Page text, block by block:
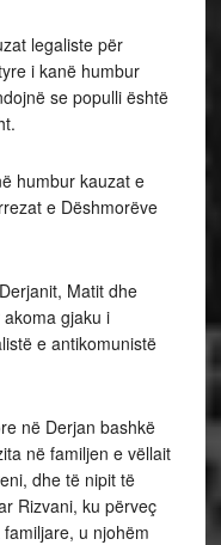
legaliste për
i kanë humbur
se populli është
humbur kauzat e
e Dëshmorëve
Matit dhe
gjaku i
e antikomunistë
në Derjan bashkë
në familjen e vëllait
dhe të nipit të
Rizvani, ku përveç
u njohëm